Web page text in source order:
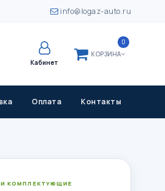
info@logaz-auto.ru
Кабинет
КОРЗИНА
0
Оплата Контакты
И КОМПЛЕКТУЮЩИЕ